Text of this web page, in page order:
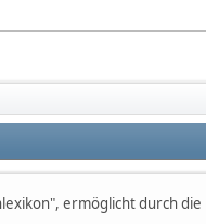
ermöglicht durch